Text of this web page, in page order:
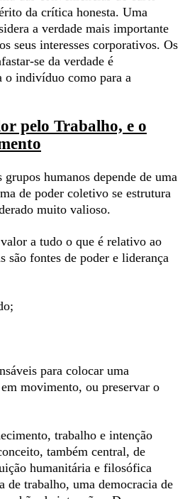
da crítica honesta. Uma
a verdade mais importante
seus interesses corporativos. Os
se da verdade é
o indivíduo como para a
pelo Trabalho, e o
humanos depende de uma
de poder coletivo se estrutura
muito valioso.
a tudo o que é relativo ao
são fontes de poder e liderança
para colocar uma
movimento, ou preservar o
trabalho e intenção
também central, de
humanitária e filosófica
de trabalho, uma democracia de